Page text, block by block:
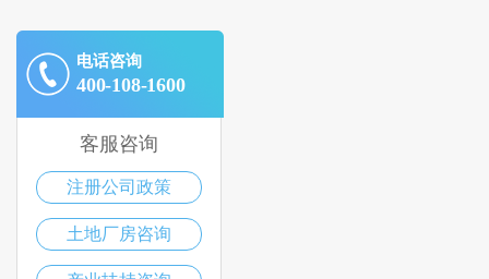
电话咨询
400-108-1600
客服咨询
注册公司政策
土地厂房咨询